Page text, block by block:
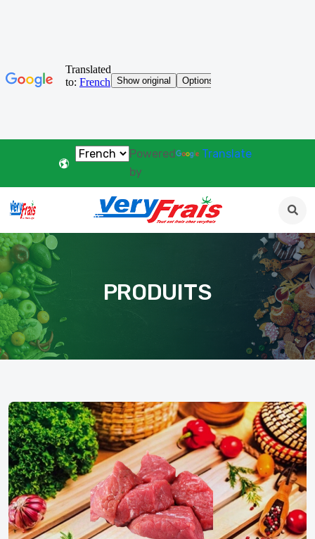
Powered
by
Translate
PRODUITS